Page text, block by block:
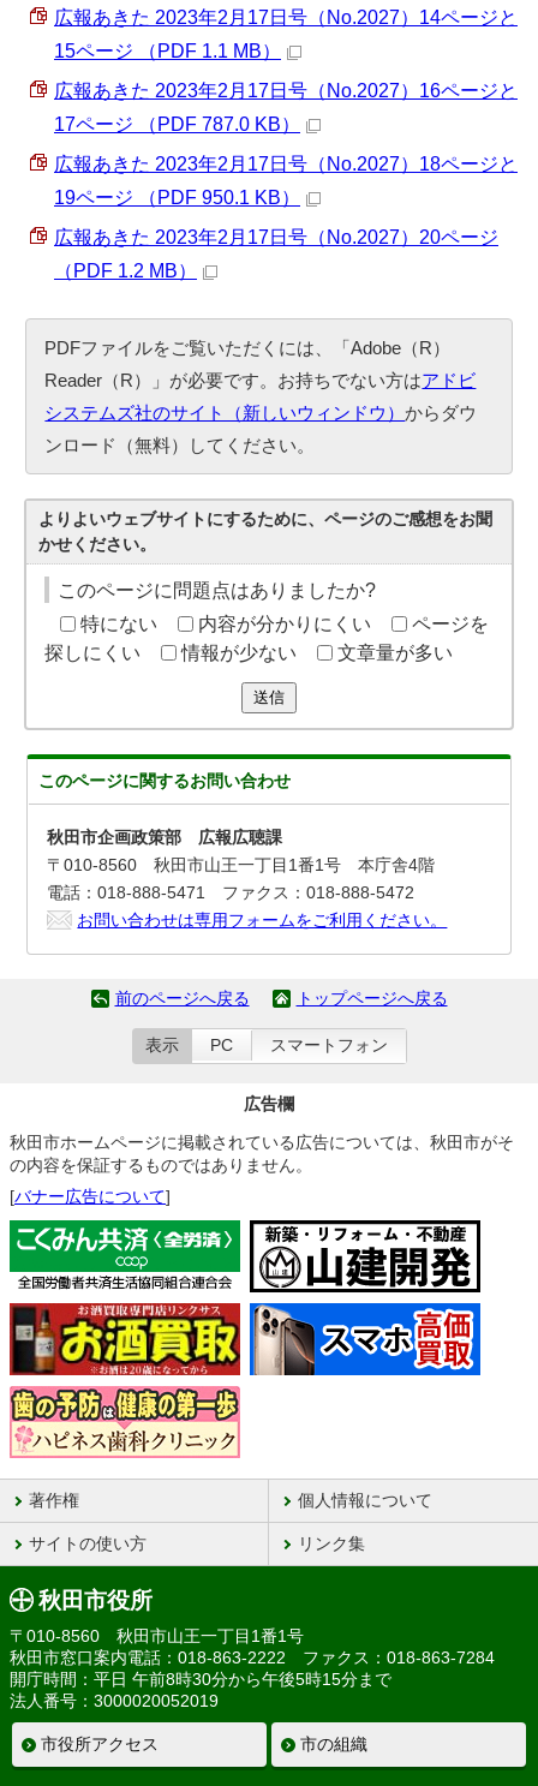
広報あきた 2023年2月17日号（No.2027）14ページと
15ページ （PDF 1.1 MB）
広報あきた 2023年2月17日号（No.2027）16ページと
17ページ （PDF 787.0 KB）
広報あきた 2023年2月17日号（No.2027）18ページと
19ページ （PDF 950.1 KB）
広報あきた 2023年2月17日号（No.2027）20ページ
（PDF 1.2 MB）
PDFファイルをご覧いただくには、「Adobe（R）
Reader（R）」が必要です。お持ちでない方はアドビ
システムズ社のサイト（新しいウィンドウ）からダウ
ンロード（無料）してください。
よりよいウェブサイトにするために、ページのご感想をお聞
かせください。
このページに問題点はありましたか?
特にない
内容が分かりにくい
ページを
探しにくい
情報が少ない 文章量が多い
送信
このページに関するお問い合わせ
秋田市企画政策部 広報広聴課
〒010-8560 秋田市山王一丁目1番1号 本庁舎4階
電話：018-888-5471 ファクス：018-888-5472
お問い合わせは専用フォームをご利用ください。
前のページへ戻る トップページへ戻る
表示 PC スマートフォン
広告欄
秋田市ホームページに掲載されている広告については、秋田市がそ
の内容を保証するものではありません。
[バナー広告について]
著作権 個人情報について
サイトの使い方 リンク集
秋田市役所
〒010-8560 秋田市山王一丁目1番1号
秋田市窓口案内電話：018-863-2222 ファクス：018-863-7284
開庁時間：平日 午前8時30分から午後5時15分まで
法人番号：3000020052019
市役所アクセス 市の組織